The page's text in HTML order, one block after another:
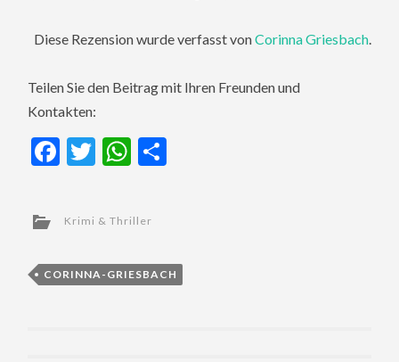
Diese Rezension wurde verfasst vonCorinna Griesbach.
Teilen Sie den Beitrag mit Ihren Freunden und
Kontakten:
Facebook
TwitterWhatsApp
Krimi & Thriller
CORINNA-GRIESBACH